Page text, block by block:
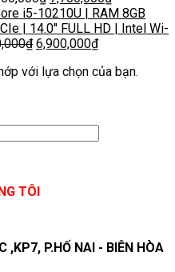
i5-10210U | RAM 8GB
| 14.0″ FULL HD | Intel Wi-
₫ 6,900,000₫
với lựa chọn của bạn.
TÔI
,KP7, P.HỐ NAI - BIÊN HÒA